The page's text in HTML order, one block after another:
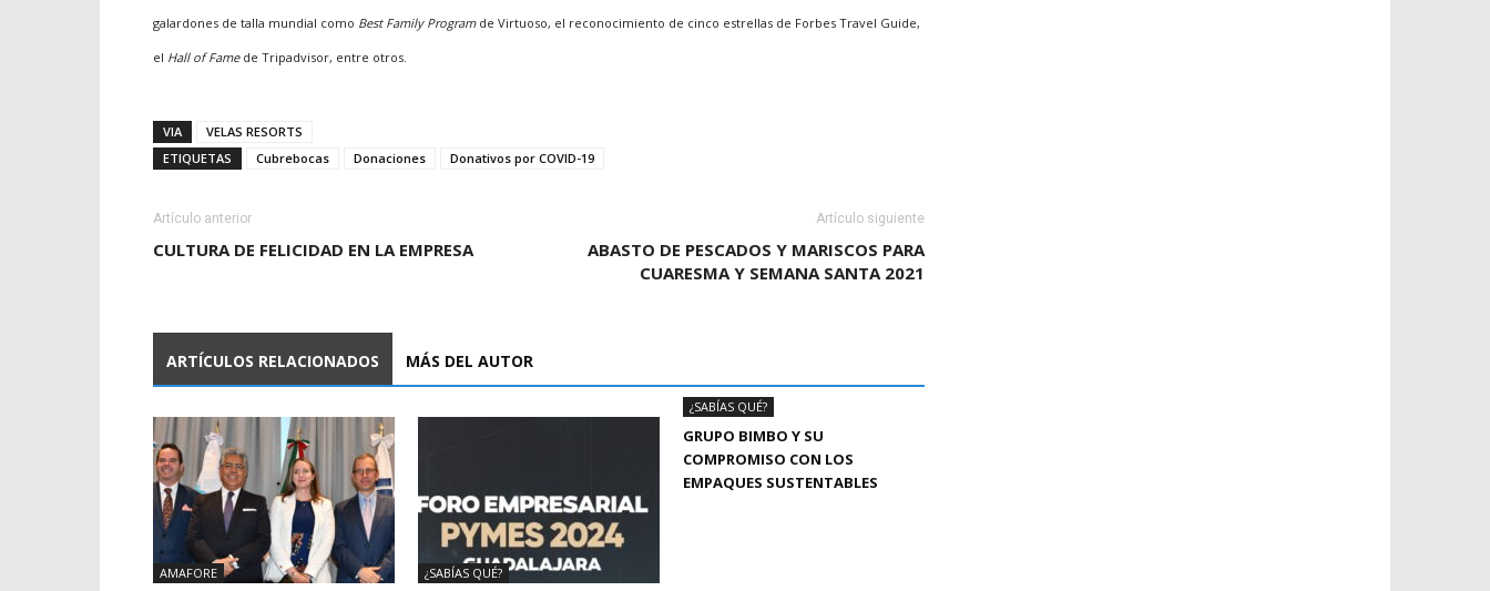
galardones de talla mundial como Best Family Program de Virtuoso, el reconocimiento de cinco estrellas de Forbes Travel Guide,
el Hall of Famede Tripadvisor, entre otros.
VIA
VELAS RESORTS
ETIQUETAS
Cubrebocas Donaciones Donativos por COVID-19
Artículo anterior
CULTURA DE FELICIDAD EN LA EMPRESA
Artículo siguiente
ABASTO DE PESCADOS Y MARISCOS PARA
CUARESMA Y SEMANA SANTA 2021
ARTÍCULOS RELACIONADOS MÁS DEL AUTOR
AMAFORE ¿SABÍAS QUÉ?
¿SABÍAS QUÉ?
GRUPO BIMBO Y SU
COMPROMISO CON LOS
EMPAQUES SUSTENTABLES